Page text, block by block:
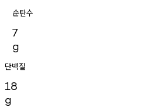
순탄수
7
g
단백질
18
g